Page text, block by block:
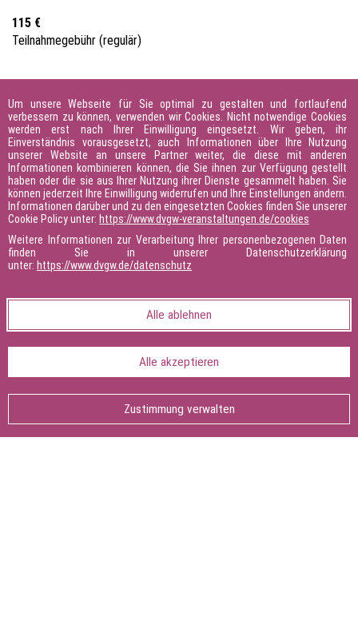
115 €
Teilnahmegebühr (regulär)
Daniela Haller
Telefon: +49 228 9188-765
E-Mail:
Daniela.Haller@dvgw-sc.de
Nur noch 43 Plätze frei!
Anmeldung
Kalendereintrag
Hinweise anzeigen
Um unsere Webseite für Sie optimal zu gestalten und fortlaufend
verbessern zu können, verwenden wir Cookies. Nicht notwendige Cookies
werden erst nach Ihrer Einwilligung eingesetzt. Wir geben, ihr
Einverständnis vorausgesetzt, auch Informationen über Ihre Nutzung
unserer Website an unsere Partner weiter, die diese mit anderen
Informationen kombinieren können, die Sie ihnen zur Verfügung gestellt
haben oder die sie aus Ihrer Nutzung ihrer Dienste gesammelt haben. Sie
können jederzeit Ihre Einwilligung widerrufen und Ihre Einstellungen ändern.
Informationen darüber und zu den eingesetzten Cookies finden Sie unserer
Cookie Policy unter: https://www.dvgw-veranstaltungen.de/cookies
Weitere Informationen zur Verarbeitung Ihrer personenbezogenen Daten
finden Sie in unserer Datenschutzerklärung
unter: https://www.dvgw.de/datenschutz
Alle ablehnen
Alle akzeptieren
Zustimmung verwalten